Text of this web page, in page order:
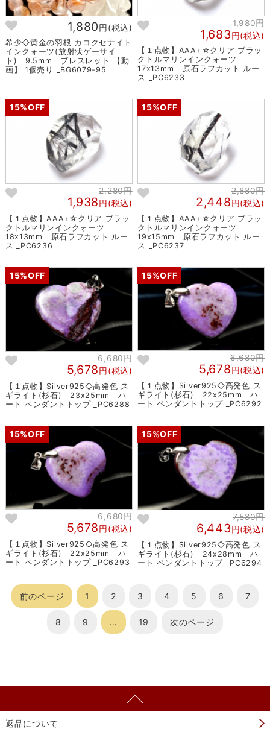
1,880円(税込)
希少◇黄金の羽根 カコクセナイト
インクォーツ(放射状ゲーサイ
ト) 9.5mm ブレスレット 【動
画】 1個売り _BG6079-95
1,980円
1,683円(税込)
【１点物】AAA+☆クリア ブラッ
クトルマリンインクォーツ
17x13mm 原石ラフカット ルー
ス _PC6233
15%OFF
2,280円
1,938円(税込)
【１点物】AAA+☆クリア ブラッ
クトルマリンインクォーツ
18x13mm 原石ラフカット ルー
ス _PC6236
15%OFF
2,880円
2,448円(税込)
【１点物】AAA+☆クリア ブラッ
クトルマリンインクォーツ
19x15mm 原石ラフカット ルー
ス _PC6237
15%OFF
6,680円
5,678円(税込)
【１点物】Silver925◇高発色 ス
ギライト(杉石) 23x25mm ハ
ート ペンダントトップ _PC6288
15%OFF
6,680円
5,678円(税込)
【１点物】Silver925◇高発色 ス
ギライト(杉石) 22x25mm ハ
ート ペンダントトップ _PC6292
15%OFF
6,680円
5,678円(税込)
【１点物】Silver925◇高発色 ス
ギライト(杉石) 22x25mm ハ
ート ペンダントトップ _PC6293
15%OFF
7,580円
6,443円(税込)
【１点物】Silver925◇高発色 ス
ギライト(杉石) 24x28mm ハ
ート ペンダントトップ _PC6294
前のページ 1 2 3 4 5 6 7
8 9 … 19 次のページ
返品について